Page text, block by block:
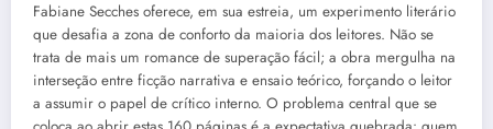
Fabiane Secches oferece, em sua estreia, um experimento literário
que desafia a zona de conforto da maioria dos leitores. Não se
trata de mais um romance de superação fácil; a obra mergulha na
interseção entre ficção narrativa e ensaio teórico, forçando o leitor
a assumir o papel de crítico interno. O problema central que se